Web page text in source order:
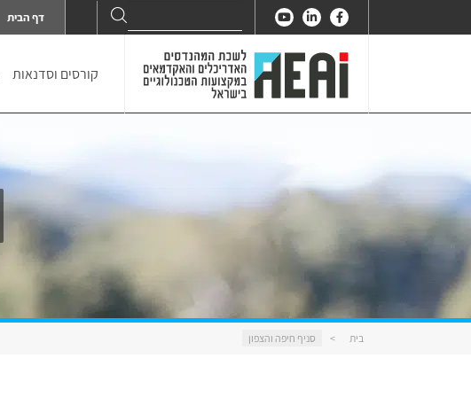
for:
Search דף הבית
קורסים וסדנאות
בית > סניף חיפה והצפון